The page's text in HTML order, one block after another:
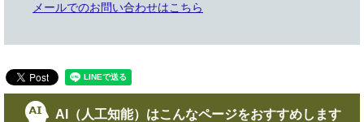
メールでのお問い合わせはこちら
AI（人工知能）はこんなページをおすすめします